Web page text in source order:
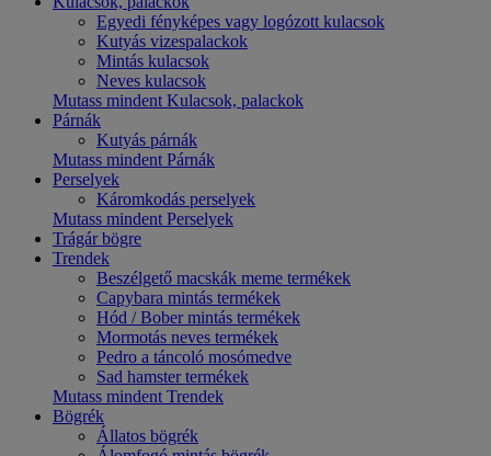
Egyedi fényképes vagy logózott kulacsok
Kutyás vizespalackok
Mintás kulacsok
Neves kulacsok
Mutass mindent Kulacsok, palackok
Párnák
Kutyás párnák
Mutass mindent Párnák
Perselyek
Káromkodás perselyek
Mutass mindent Perselyek
Trágár bögre
Trendek
Beszélgető macskák meme termékek
Capybara mintás termékek
Hód / Bober mintás termékek
Mormotás neves termékek
Pedro a táncoló mosómedve
Sad hamster termékek
Mutass mindent Trendek
Bögrék
Állatos bögrék